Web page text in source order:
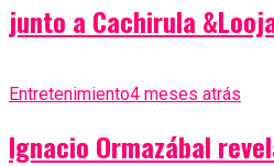
junto a Cachirula
Entretenimiento4 meses atrás
Ignacio Ormazábal